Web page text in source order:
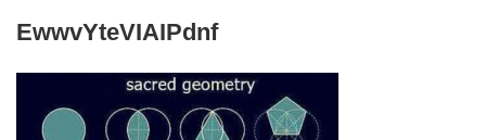
EwwvYteVIAIPdnf